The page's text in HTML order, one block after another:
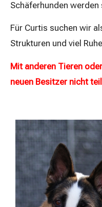
Schäferhunden
Für Curtis suchen wir
Strukturen und viel
Mit anderen Tieren
neuen Besitzer nicht